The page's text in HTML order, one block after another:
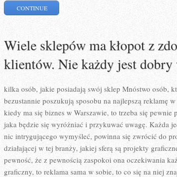
CONTINUE
Wiele sklepów ma kłopot z
klientów. Nie każdy jest
kilka osób, jakie posiadają swój sklep Mnóstwo osób,
bezustannie poszukują sposobu na najlepszą reklamę
kiedy ma się biznes w Warszawie, to trzeba się pewnie
jaka będzie się wyróżniać i przykuwać uwagę. Każda
nic intrygującego wymyśleć, powinna się zwrócić do
działającej w tej branży, jakiej sferą są projekty
pewność, że z pewnością zaspokoi ona oczekiwania
graficzny, to reklama sama w sobie, to co się na niej